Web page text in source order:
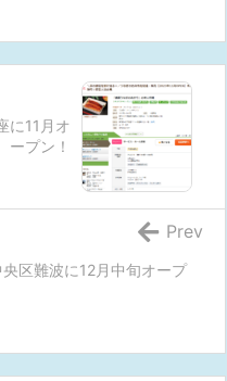
に11月オ
ープン！
区難波に12月中旬オープ
Prev